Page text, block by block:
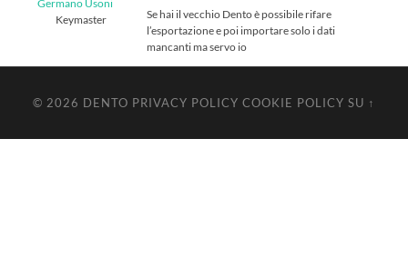
Germano Usoni
Keymaster
Se hai il vecchio Dento è possibile rifare
l’esportazione e poi importare solo i dati
mancanti ma servo io
© 2026 DENTO PRIVACY POLICY COOKIE POLICY SU ↑